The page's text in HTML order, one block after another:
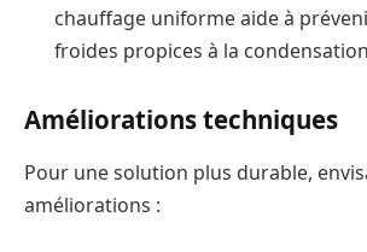
chauffage uniforme aide à
froides propices à la
Améliorations techniques
Pour une solution plus durable,
améliorations :